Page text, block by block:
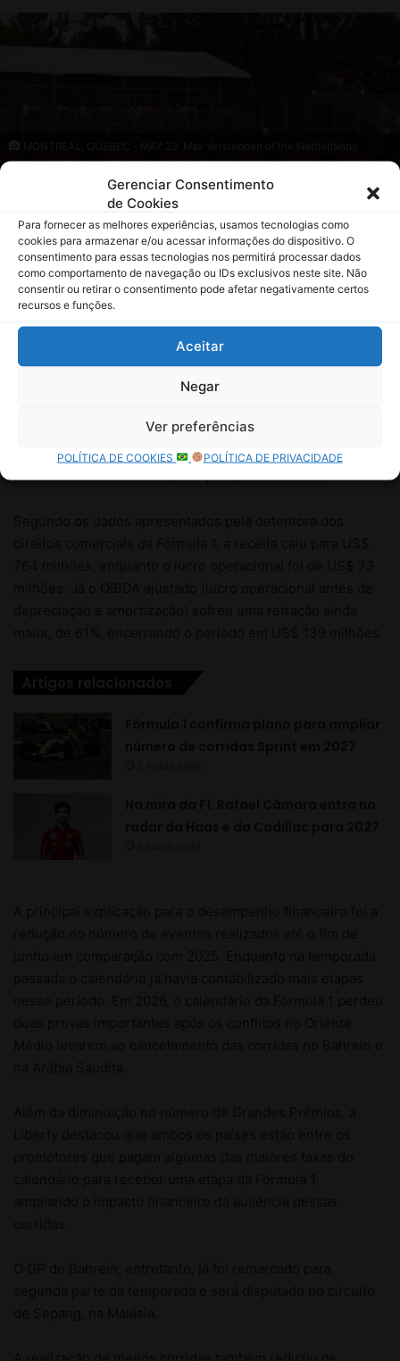
Gerenciar Consentimento
de Cookies
Para fornecer as melhores experiências, usamos tecnologias como
cookies para armazenar e/ou acessar informações do dispositivo. O
consentimento para essas tecnologias nos permitirá processar dados
como comportamento de navegação ou IDs exclusivos neste site. Não
consentir ou retirar o consentimento pode afetar negativamente certos
recursos e funções.
Aceitar
Negar
Ver preferências
POLÍTICA DE COOKIES POLÍTICA DE PRIVACIDADE